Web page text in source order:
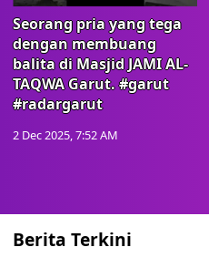
Seorang pria yang tega
dengan membuang
balita di Masjid JAMI AL-
TAQWA Garut. #garut
#radargarut
2 Dec 2025, 7:52 AM
Berita Terkini